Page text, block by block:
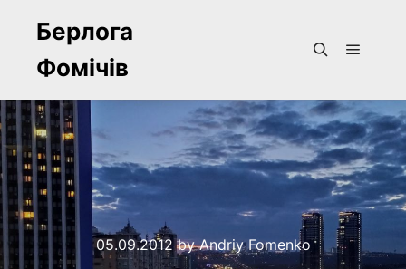
Берлога
Фомічів
05.09.2012byAndriy Fomenko